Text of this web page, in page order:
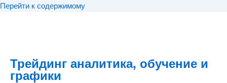
Перейти к содержимому
Трейдинг аналитика, обучение и
графики